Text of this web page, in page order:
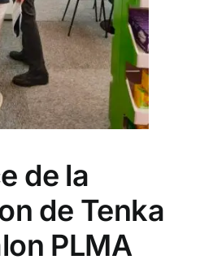
de la
de Tenka
PLMA